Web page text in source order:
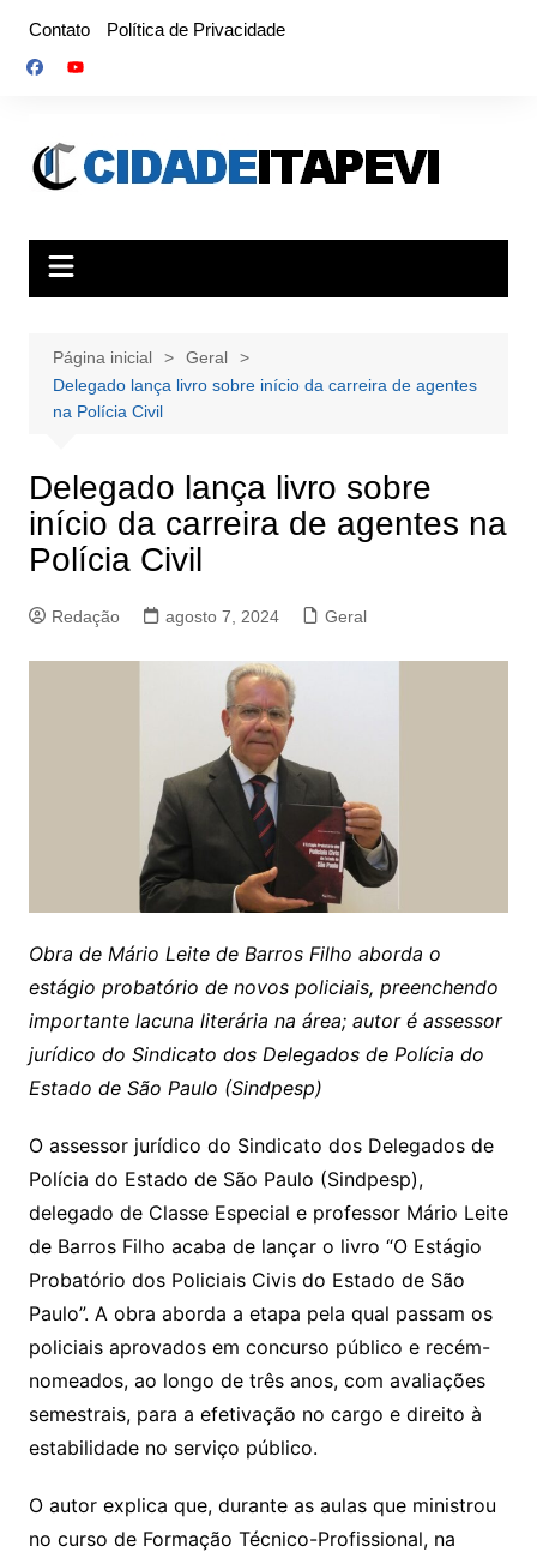
Contato Política de Privacidade
Página inicial
Geral
Delegado lança livro sobre início da carreira de agentes
na Polícia Civil
Delegado lança livro sobre
início da carreira de agentes na
Polícia Civil
Redação agosto 7, 2024 Geral
Obra de Mário Leite de Barros Filho aborda o
estágio probatório de novos policiais, preenchendo
importante lacuna literária na área; autor é assessor
jurídico do Sindicato dos Delegados de Polícia do
Estado de São Paulo (Sindpesp)
O assessor jurídico do Sindicato dos Delegados de
Polícia do Estado de São Paulo (Sindpesp),
delegado de Classe Especial e professor Mário Leite
de Barros Filho acaba de lançar o livro “O Estágio
Probatório dos Policiais Civis do Estado de São
Paulo”. A obra aborda a etapa pela qual passam os
policiais aprovados em concurso público e recém-
nomeados, ao longo de três anos, com avaliações
semestrais, para a efetivação no cargo e direito à
estabilidade no serviço público.
O autor explica que, durante as aulas que ministrou
no curso de Formação Técnico-Profissional, na